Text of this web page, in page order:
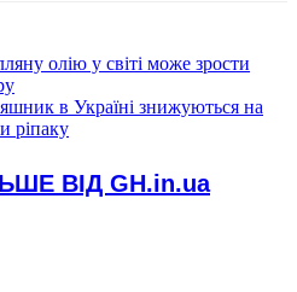
олію у світі може зрости
в Україні знижуються на
ріпаку
ВІД GH.in.ua